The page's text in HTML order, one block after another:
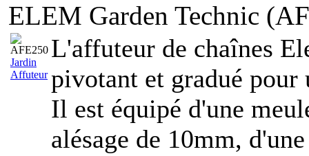
ELEM Garden Technic
Jardin
Affuteur
L'affuteur de chaînes
pivotant et gradué
Il est équipé d'une
alésage de 10mm,